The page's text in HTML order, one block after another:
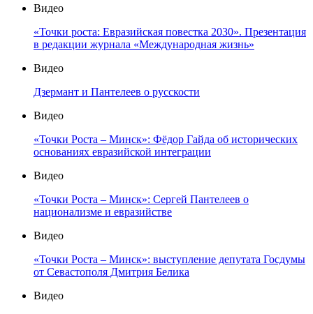
Видео
«Точки роста: Евразийская повестка 2030». Презентация
в редакции журнала «Международная жизнь»
Видео
Дзермант и Пантелеев о русскости
Видео
«Точки Роста – Минск»: Фёдор Гайда об исторических
основаниях евразийской интеграции
Видео
«Точки Роста – Минск»: Сергей Пантелеев о
национализме и евразийстве
Видео
«Точки Роста – Минск»: выступление депутата Госдумы
от Севастополя Дмитрия Белика
Видео